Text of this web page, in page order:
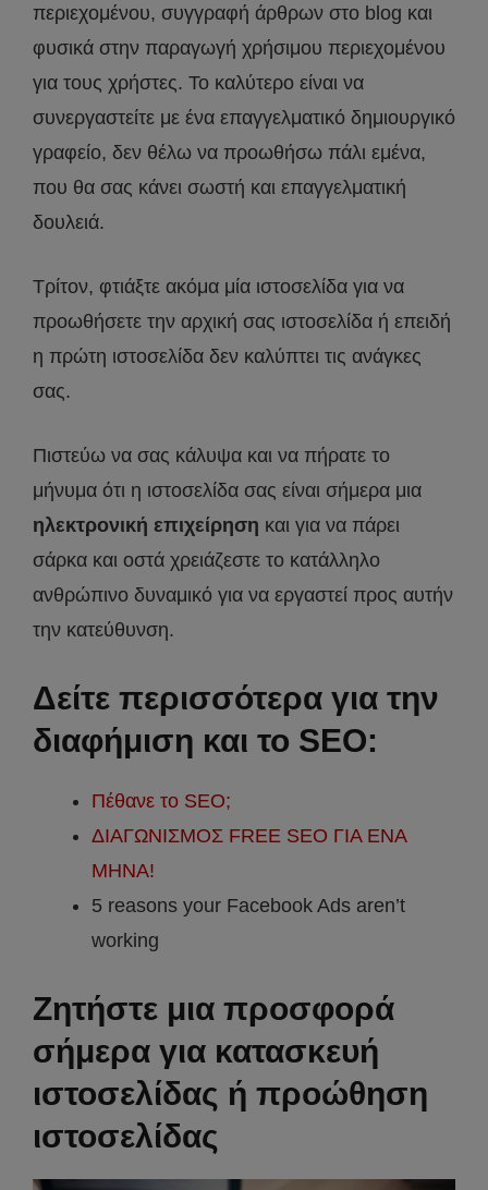
περιεχομένου, συγγραφή άρθρων στο blog και
φυσικά στην παραγωγή χρήσιμου περιεχομένου
για τους χρήστες. Το καλύτερο είναι να
συνεργαστείτε με ένα επαγγελματικό δημιουργικό
γραφείο, δεν θέλω να προωθήσω πάλι εμένα,
που θα σας κάνει σωστή και επαγγελματική
δουλειά.
Τρίτον, φτιάξτε ακόμα μία ιστοσελίδα για να
προωθήσετε την αρχική σας ιστοσελίδα ή επειδή
η πρώτη ιστοσελίδα δεν καλύπτει τις ανάγκες
σας.
Πιστεύω να σας κάλυψα και να πήρατε το
μήνυμα ότι η ιστοσελίδα σας είναι σήμερα μια
ηλεκτρονική επιχείρηση και για να πάρει
σάρκα και οστά χρειάζεστε το κατάλληλο
ανθρώπινο δυναμικό για να εργαστεί προς αυτήν
την κατεύθυνση.
Δείτε περισσότερα για την
διαφήμιση και το SEO:
Πέθανε το SEO;
ΔΙΑΓΩΝΙΣΜΟΣ FREE SEO ΓΙΑ ΕΝΑ
ΜΗΝΑ!
5 reasons your Facebook Ads aren’t
working
Ζητήστε μια προσφορά
σήμερα για κατασκευή
ιστοσελίδας ή προώθηση
ιστοσελίδας